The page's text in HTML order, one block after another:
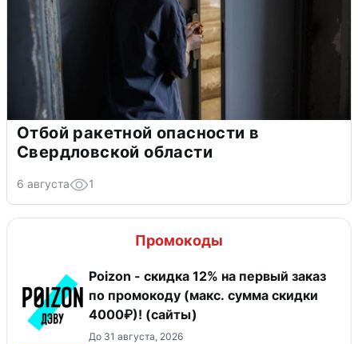
Отбой ракетной опасности в
Свердловской области
6 августа 1
Промокоды
Poizon - скидка 12% на первый заказ
по промокоду (макс. сумма скидки
4000₽)! (сайты)
До 31 августа, 2026